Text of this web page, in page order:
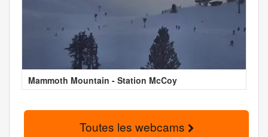
Mammoth Mountain - Station McCoy
Toutes les webcams